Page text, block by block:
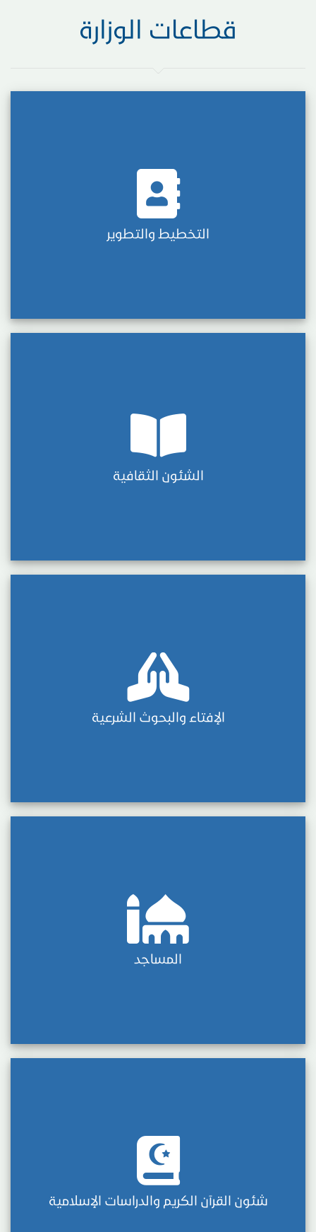
قطاعات الوزارة
التخطيط والتطوير
الشئون الثقافية
الإفتاء والبحوث الشرعية
المساجد
شئون القرآن الكريم والدراسات الإسلامية